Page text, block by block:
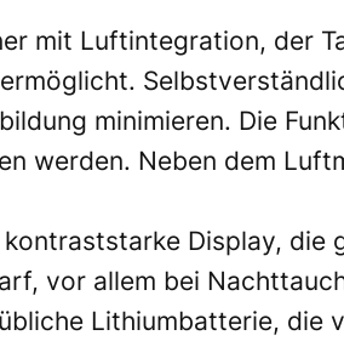
mit Luftintegration, der
minimieren. Die
werden. Neben dem
Display, die
vor allem bei
Lithiumbatterie, die